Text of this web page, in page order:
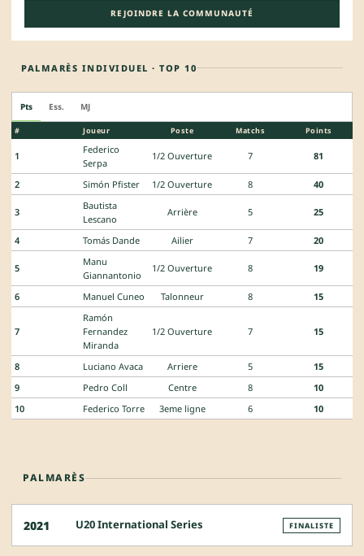
REJOINDRE LA COMMUNAUTÉ
PALMARÈS INDIVIDUEL · TOP 10
Pts Ess. MJ
# Joueur Poste Matchs Points
1
Federico
Serpa
1/2 Ouverture 7 81
2 Simón Pfister 1/2 Ouverture 8 40
3
Bautista
Lescano
Arrière 5 25
4 Tomás Dande Ailier 7 20
5
Manu
Giannantonio
1/2 Ouverture 8 19
6 Manuel Cuneo Talonneur 8 15
7
Ramón
Fernandez
Miranda
1/2 Ouverture 7 15
8 Luciano Avaca Arriere 5
15
9
Pedro Coll Centre 8
10
10
Federico Torre 3eme ligne 6 10
PALMARÈS
2021 U20 International Series FINALISTE